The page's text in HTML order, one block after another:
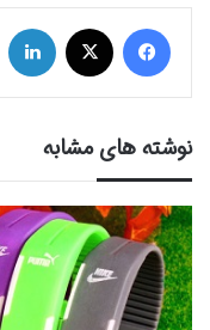
فیس بوک
نوشته های مشابه